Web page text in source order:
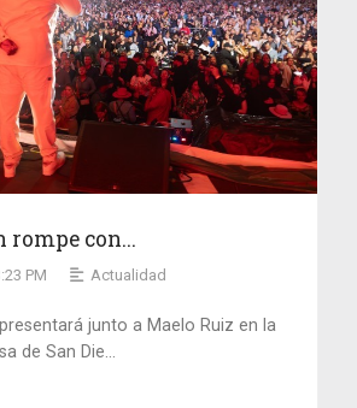
rompe con...
PM Actualidad
junto a Maelo Ruiz en la
de San Die...